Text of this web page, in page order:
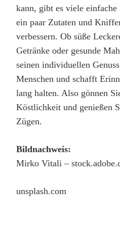
kann, gibt es viele
ein paar Zutaten und
verbessern. Ob süße
Getränke oder gesunde
seinen individuellen
Menschen und schafft
lang halten. Also gönnen
Köstlichkeit und genießen
Zügen.
Bildnachweis:
Mirko Vitali –
unsplash.com